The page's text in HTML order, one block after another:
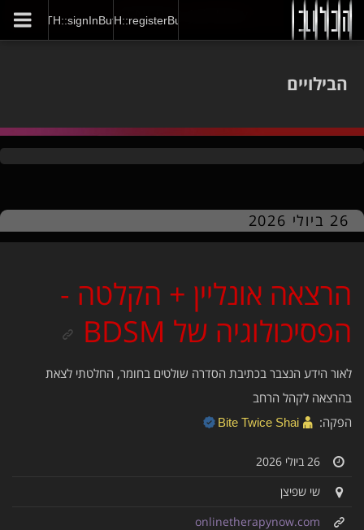
GENERAL::joinNow
AUTH::registerButton
AUTH::signInButton
הבילויים
26 ביולי 2026
הרצאה אונליין + הקלטה -
הפסיכולוגיה של BDSM
לאור הידע הנצבר בכתיבת הסדרה שולטים בחומר, החלטתי לצאת
בהרצאה לקהל הרחב
הפקה:
Bite Twice Shai
26 ביולי 2026
שי שפיצן
onlinetherapynow.com